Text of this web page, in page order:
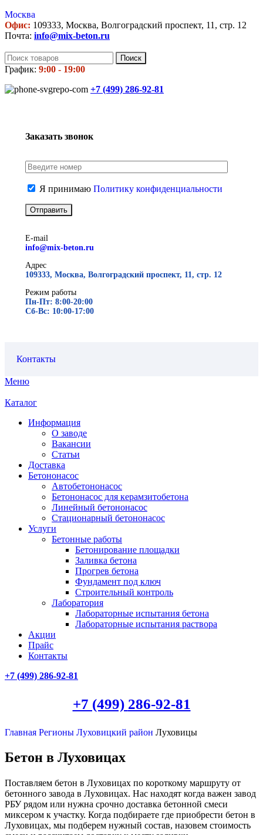
Москва
Офис: 109333, Москва, Волгоградский проспект, 11, стр. 12
Почта: info@mix-beton.ru
Поиск
График: 9:00 - 19:00
+7 (499) 286-92-81
Заказать звонок
Я принимаю Политику конфиденциальности
E-mail
info@mix-beton.ru
Адрес
109333, Москва, Волгоградский проспект, 11, стр. 12
Режим работы
Пн-Пт: 8:00-20:00
Сб-Вс: 10:00-17:00
Контакты
Меню
Каталог
Информация
О заводе
Вакансии
Статьи
Доставка
Бетононасос
Автобетононасос
Бетононасос для керамзитобетона
Линейный бетононасос
Стационарный бетононасос
Услуги
Бетонные работы
Бетонирование площадки
Заливка бетона
Прогрев бетона
Фундамент под ключ
Строительный контроль
Лаборатория
Лабораторные испытания бетона
Лабораторные испытания раствора
Акции
Прайс
Контакты
+7 (499) 286-92-81
+7 (499) 286-92-81
Главная Регионы Луховицкий район Луховицы
Бетон в Луховицах
Поставляем бетон в Луховицах по короткому маршруту от
бетонного завода в Луховицах. Нас находят когда важен завод
РБУ рядом или нужна срочно доставка бетонной смеси
миксером к участку. Когда подбираете где приобрести бетон в
Луховицах, мы подберем нужный состав, назовем стоимость